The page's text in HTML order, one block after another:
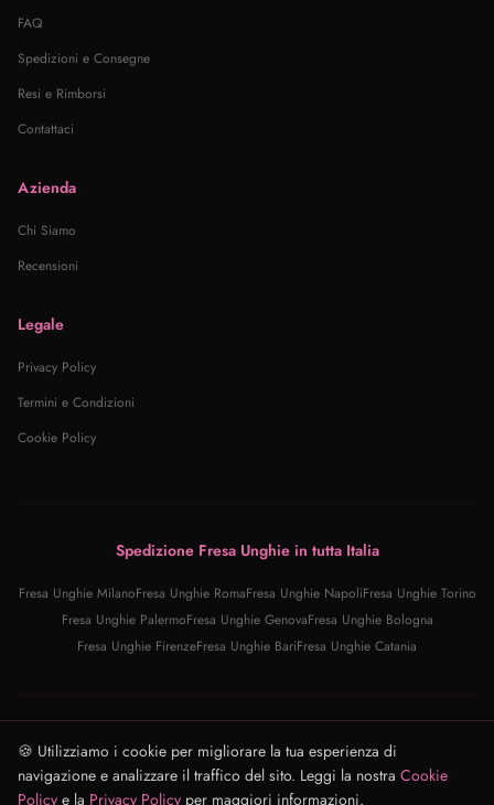
🍪 Utilizziamo i cookie per migliorare la tua esperienza di
navigazione e analizzare il traffico del sito. Leggi la nostra Cookie
Policy e la Privacy Policy per maggiori informazioni.
FAQ
Spedizioni e Consegne
Resi e Rimborsi
Contattaci
Azienda
Chi Siamo
Recensioni
Legale
Privacy Policy
Termini e Condizioni
Cookie Policy
Spedizione Fresa Unghie in tutta Italia
Fresa Unghie MilanoFresa Unghie RomaFresa Unghie NapoliFresa Unghie Torino
Fresa Unghie PalermoFresa Unghie GenovaFresa Unghie Bologna
Fresa Unghie FirenzeFresa Unghie BariFresa Unghie Catania
Fresa Unghie Pro · Email: supporto@fresaunghie.store · Italia (IT)
Termini · Cookie